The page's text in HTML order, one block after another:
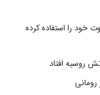
پاتریوت خود را استفاده کرده
روسیه افتاد
رومانی